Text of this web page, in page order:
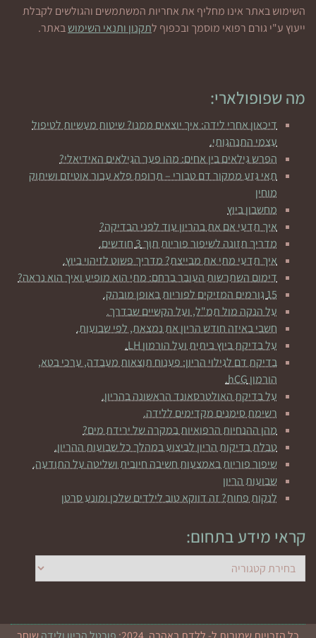
השימוש באתר אינו מחליף את אחריות המשתמשים והגולשים לקבלת
ייעוץ ע"י גורם רפואי מוסמך ובכפוף לתקנון ותנאי השימושבאתר.
מה שפופולארי:
דיכאון אחרי לידה: איך יוצאים ממנו? שיטות מעשיות לטיפול
עצמי התנהגותי.
הפרש גילאים בין אחים: מהו פער הגילאים האידיאלי?
תאי גזע ממקור דם טבורי – תרופת פלא עבור אוטיזם ושיתוק
מוחין
מחשבון ביוץ
איך תדעי אם את בהריון עוד לפני הבדיקה?
מדריך תזונה לשיפור פוריות תוך 3 חודשים.
איך תדעי מתי את מבייצת? מדריך פשוט לזיהוי ביוץ.
דימום השתרשות העובר ברחם: מתי הוא מופיע ואיך הוא נראה?
15 גורמים המזיקים לפוריות באופן מובהק.
על הנקה מול תמ"ל, ועל הקשיים שבדרך.
חשבי באיזה חודש הריון את נמצאת, לפי שבועות.
על בדיקת ביוץ ביתית ועל הורמון LH.
בדיקת דם לגילוי הריון: פענוח תוצאות מעבדה, ערכי בטא,
הורמון hCG.
על בדיקת האולטרסאונד הראשונה בהריון.
רשימת סימנים מקדימים ללידה.
מהן ההנחיות הרפואיות במקרה של ירידת מים?
טבלת בדיקות הריון לביצוע במהלך כל שבועות ההריון.
שיפור פוריות באמצעות חשיבה חיובית ושליטה על התודעה.
שבועות הריון
לנקות פחות? זה דווקא טוב לילדים שלכן ומונע סרטן
קראי מידע בתחום: